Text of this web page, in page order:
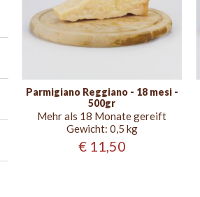
Parmigiano Reggiano - 18 mesi -
500gr
Mehr als 18 Monate gereift
Gewicht: 0,5 kg
€ 11,50